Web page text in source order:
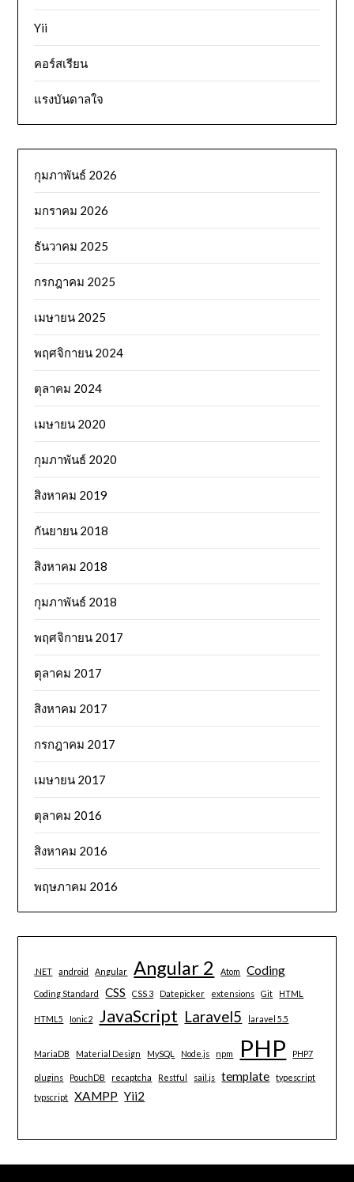
Yii
คอร์สเรียน
แรงบันดาลใจ
กุมภาพันธ์ 2026
มกราคม 2026
ธันวาคม 2025
กรกฎาคม 2025
เมษายน 2025
พฤศจิกายน 2024
ตุลาคม 2024
เมษายน 2020
กุมภาพันธ์ 2020
สิงหาคม 2019
กันยายน 2018
สิงหาคม 2018
กุมภาพันธ์ 2018
พฤศจิกายน 2017
ตุลาคม 2017
สิงหาคม 2017
กรกฎาคม 2017
เมษายน 2017
ตุลาคม 2016
สิงหาคม 2016
พฤษภาคม 2016
.NET android Angular Angular 2 Atom Coding
Coding Standard CSS CSS 3 Datepicker extensions Git HTML
HTML5 Ionic2 JavaScript Laravel5 laravel 5.5
MariaDB Material Design MySQL Node.js npm PHP PHP7
plugins PouchDB recaptcha Restful sail.js template
typescript
typscript
XAMPP Yii2